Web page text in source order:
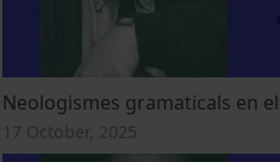
Neologismes gramaticals en
17 October, 2025